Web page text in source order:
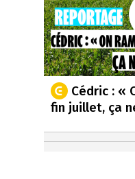
Cédric : «
fin juillet, ça